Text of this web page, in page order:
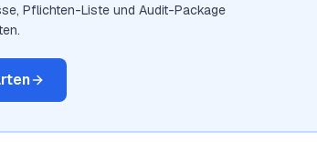
Pflichten-Liste und Audit-Package